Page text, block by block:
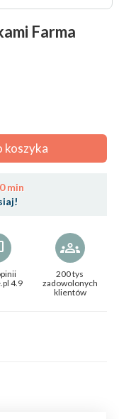
Farma
koszyka
min
4.9
200 tys
zadowolonych
klientów